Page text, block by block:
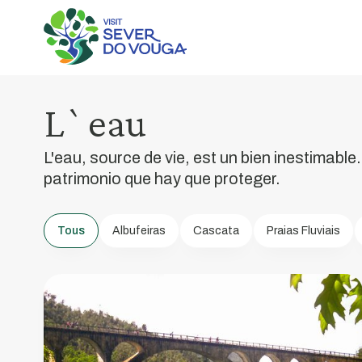
L`eau
L'eau, source de vie, est un bien
patrimonio que hay que proteger.
Tous Albufeiras Cascata Praias Fluviais
Rio
Vouga
Les
ont
joué
dans
l'histoire
de